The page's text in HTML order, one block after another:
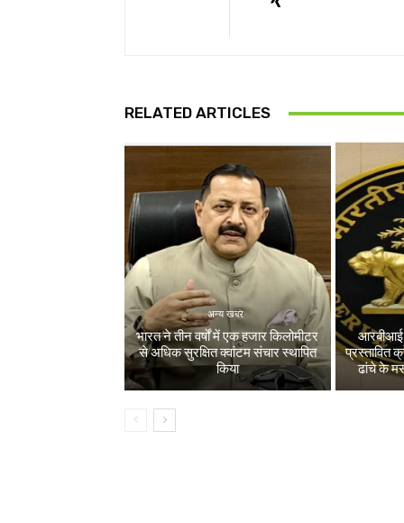
RELATED ARTICLES
अन्य खबर
भारत ने तीन वर्षों में एक हजार किलोमीटर
से अधिक सुरक्षित क्वांटम संचार स्थापित
किया
आरबीआई
प्रस्तावित
ढांचे के